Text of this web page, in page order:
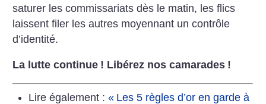
saturer les commissariats dès le matin, les flics
laissent filer les autres moyennant un contrôle
d’identité.
La lutte continue ! Libérez nos camarades !
Lire également : « Les 5 règles d’or en garde à